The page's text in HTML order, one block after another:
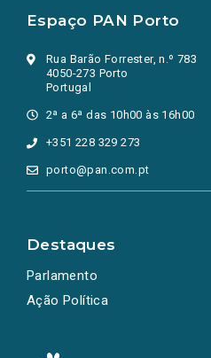
Espaço PAN Porto
Rua Barão Forrester, n.º 783
4050-273 Porto
Portugal
2ª a 6ª das 10h00 às 16h00
+351 228 329 273
porto@pan.com.pt
Destaques
Parlamento
Ação Política